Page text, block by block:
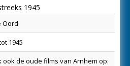
1945
Oord
1945
ook de oude films van Arnhem op: